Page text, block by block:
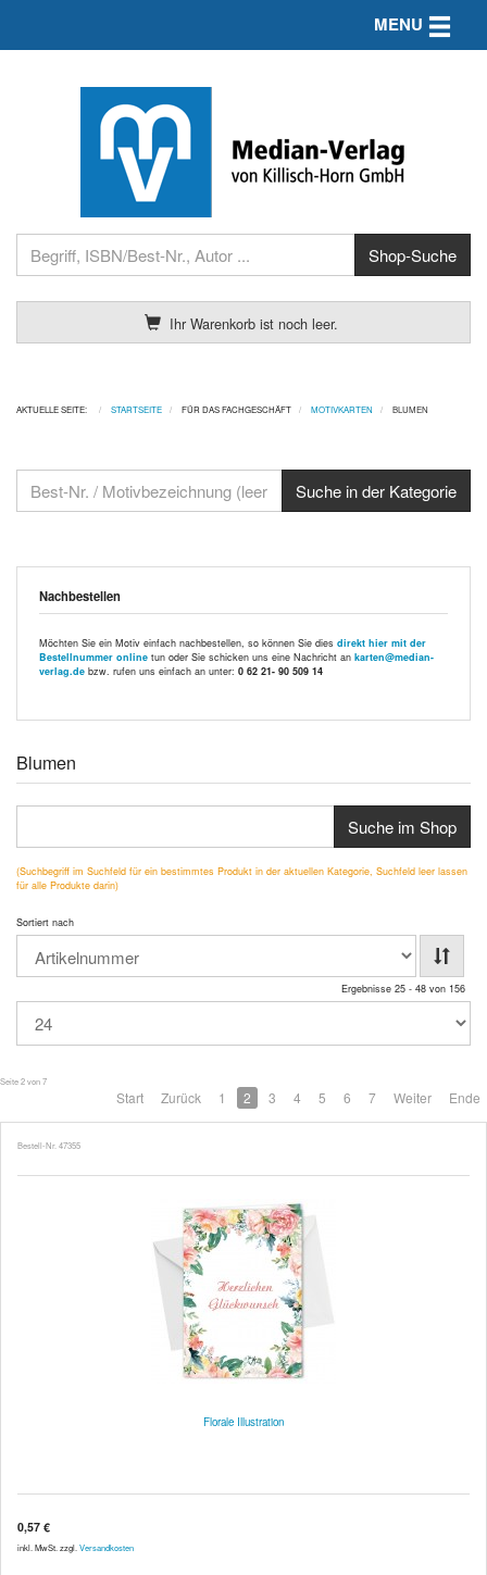
Ihr Warenkorb ist noch leer.
MENU Toggle
AKTUELLE SEITE: STARTSEITE FÜR DAS FACHGESCHÄFT MOTIVKARTEN BLUMEN
Nachbestellen
Möchten Sie ein Motiv einfach nachbestellen, so können Sie dies direkt hier mit der
Bestellnummer online tun oder Sie schicken uns eine Nachricht an karten@median-
verlag.de bzw. rufen uns einfach an unter: 0 62 21- 90 509 14
Blumen
Suche im Shop
(Suchbegriff im Suchfeld für ein bestimmtes Produkt in der aktuellen Kategorie, Suchfeld leer lassen
für alle Produkte darin)
Sortiert nach
Ergebnisse 25 - 48 von 156
Seite 2 von 7
Start Zurück 1 2 3 4 5 6 7 Weiter Ende
Bestell-Nr. 47355
Florale Illustration
0,57 €
inkl. MwSt. zzgl. Versandkosten